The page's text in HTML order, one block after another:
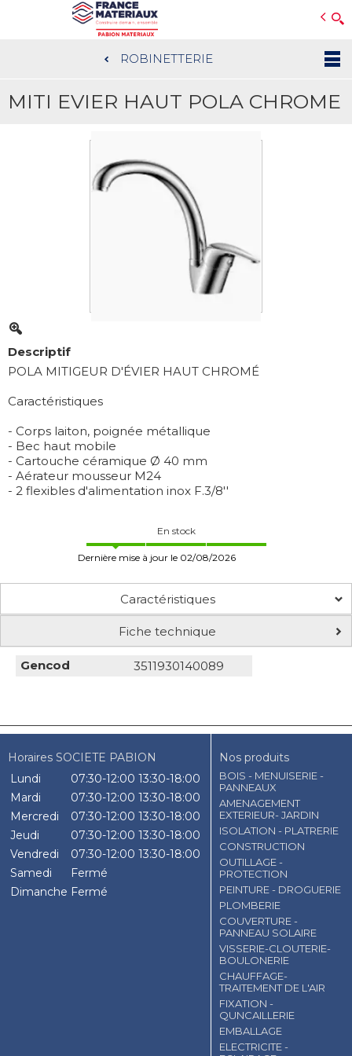
au
contenu
ROBINETTERIE
MITI EVIER HAUT POLA CHROME
Descriptif
POLA MITIGEUR D'ÉVIER HAUT CHROMÉ
Caractéristiques
- Corps laiton, poignée métallique
- Bec haut mobile
- Cartouche céramique Ø 40 mm
- Aérateur mousseur M24
- 2 flexibles d'alimentation inox F.3/8''
En stock
Dernière mise à jour le 02/08/2026
Caractéristiques
Fiche technique
Gencod 3511930140089
Horaires SOCIETE PABION
Lundi
07:30-12:00 13:30-18:00
Mardi
07:30-12:00 13:30-18:00
Mercredi
07:30-12:00 13:30-18:00
Jeudi
07:30-12:00 13:30-18:00
Vendredi
07:30-12:00 13:30-18:00
Samedi
Fermé
Dimanche Fermé
Nos produits
BOIS - MENUISERIE -
PANNEAUX
AMENAGEMENT
EXTERIEUR- JARDIN
ISOLATION - PLATRERIE
CONSTRUCTION
OUTILLAGE -
PROTECTION
PEINTURE - DROGUERIE
PLOMBERIE
COUVERTURE -
PANNEAU SOLAIRE
VISSERIE-CLOUTERIE-
BOULONERIE
CHAUFFAGE-
TRAITEMENT DE L'AIR
FIXATION -
QUNCAILLERIE
EMBALLAGE
ELECTRICITE -